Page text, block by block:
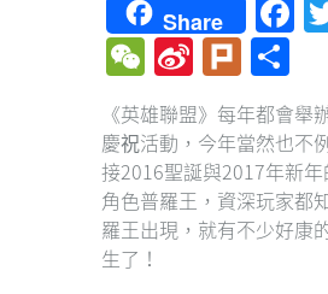
Share
WeChat
Sina
Weibo
Plurk
《英雄聯盟》每年都會舉
慶祝活動，今年當然也不
接2016聖誕與2017年新
角色普羅王，資深玩家都
羅王出現，就有不少好康
生了！